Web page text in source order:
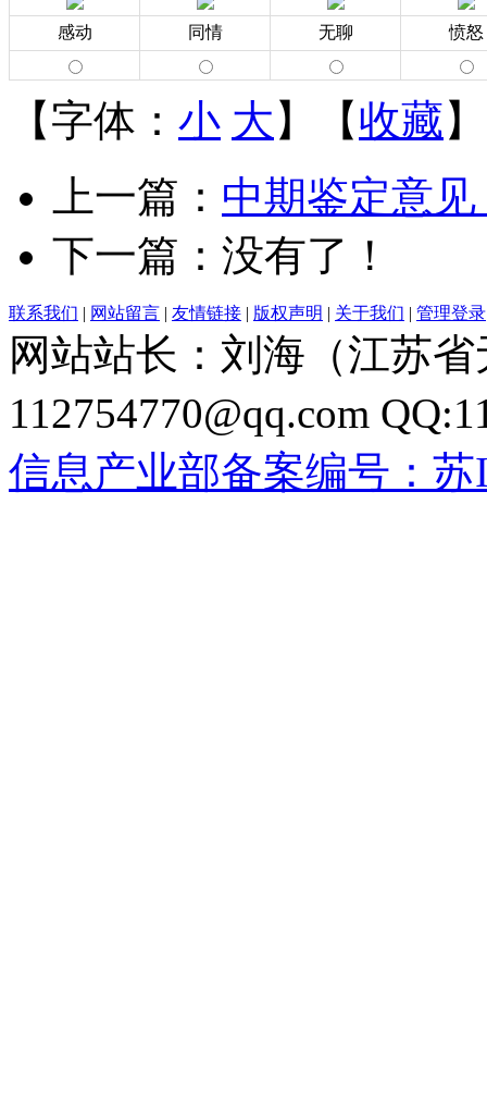
感动 同情 无聊 愤怒
【字体： 小 大 】【收藏
上一篇： 中期鉴定意
下一篇：没有了！
联系我们 | 网站留言 | 友情链接 | 版权声明 | 关于我们 | 管理登录
网站站长：刘海（江苏
112754770@qq.com
信息产业部备案编号：苏